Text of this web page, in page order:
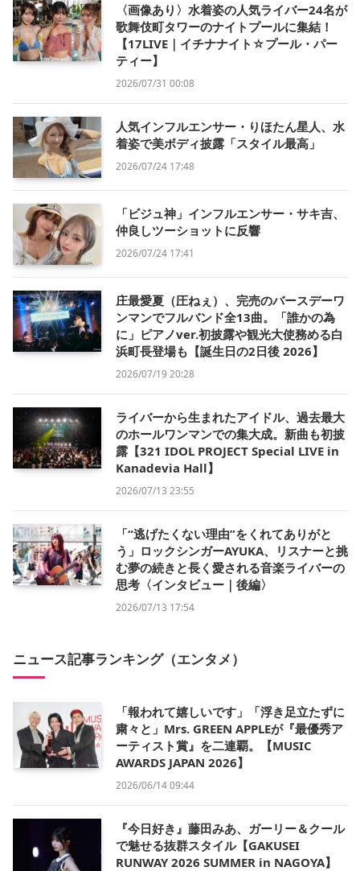
〈画像あり〉水着姿の人気ライバー24名が
歌舞伎町タワーのナイトプールに集結！
【17LIVE｜イチナナイト☆プール・パー
ティー】
2026/07/31 00:08
人気インフルエンサー・りほたん星人、水
着姿で美ボディ披露「スタイル最高」
2026/07/24 17:48
「ビジュ神」インフルエンサー・サキ吉、
仲良しツーショットに反響
2026/07/24 17:41
庄最愛夏（圧ねぇ）、完売のバースデーワ
ンマンでフルバンド全13曲。「誰かの為
に」ピアノver.初披露や観光大使務める白
浜町長登場も【誕生日の2日後 2026】
2026/07/19 20:28
ライバーから生まれたアイドル、過去最大
のホールワンマンでの集大成。新曲も初披
露【321 IDOL PROJECT Special LIVE in
Kanadevia Hall】
2026/07/13 23:55
「“逃げたくない理由”をくれてありがと
う」ロックシンガーAYUKA、リスナーと挑
む夢の続きと長く愛される音楽ライバーの
思考〈インタビュー｜後編〉
2026/07/13 17:54
ニュース記事ランキング（エンタメ）
「報われて嬉しいです」「浮き足立たずに
粛々と」Mrs. GREEN APPLEが『最優秀ア
ーティスト賞』を二連覇。【MUSIC
AWARDS JAPAN 2026】
2026/06/14 09:44
『今日好き』藤田みあ、ガーリー＆クール
で魅せる抜群スタイル【GAKUSEI
RUNWAY 2026 SUMMER in NAGOYA】